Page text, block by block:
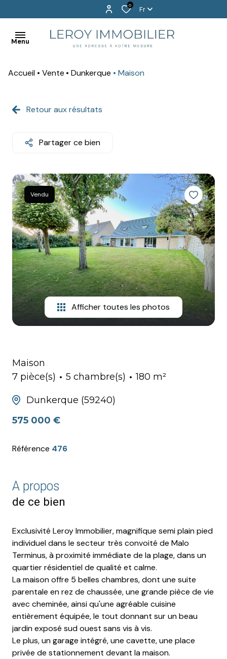
0 Fr
Menu
EXCLUSIVITÉS
LOUER
PROGRAMMES
NEUFS
VENDU
!
HONORAIRES
Accueil Vente Dunkerque Maison
Retour aux résultats
Partager ce bien
Vendu
Afficher toutes les photos
Maison
7 pièce(s)
5 chambre(s) 180 m²
Dunkerque (59240)
575 000 €
Référence 476
A propos
de ce bien
Exclusivité Leroy Immobilier, magnifique semi plain pied
individuel dans le secteur très convoité de Malo
Terminus, à proximité immédiate de la plage, dans un
quartier résidentiel de qualité et calme.
La maison offre 5 belles chambres, dont une suite
parentale en rez de chaussée, une grande pièce de vie
avec cheminée, ainsi qu'une agréable cuisine
entièrement équipée, le tout donnant sur un beau
jardin exposé sud ouest sans vis à vis.
Le plus, un garage intégré, une cavette, une place
privée de stationnement devant la maison.